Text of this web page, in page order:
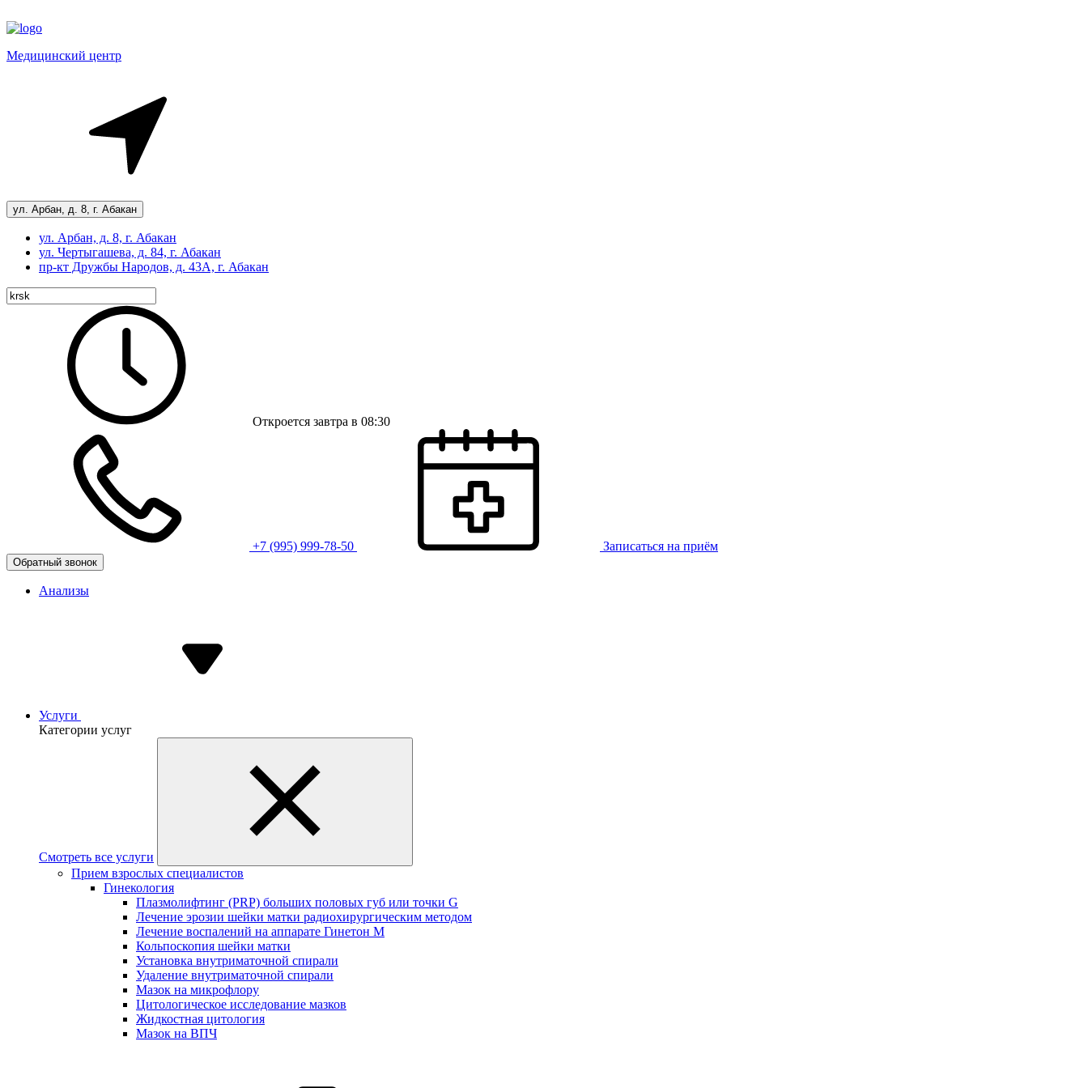
Медицинский центр
ул. Арбан, д. 8, г. Абакан
ул. Арбан, д. 8, г. Абакан
ул. Чертыгашева, д. 84, г. Абакан
пр-кт Дружбы Народов, д. 43А, г. Абакан
Откроется завтра в 08:30
+7 (995) 999-78-50 Записаться на приём
Обратный звонок
Анализы
Услуги
Категории услуг
Смотреть все услуги
Прием взрослых специалистов
Гинекология
Плазмолифтинг (PRP) больших половых губ или точки G
Лечение эрозии шейки матки радиохирургическим методом
Лечение воспалений на аппарате Гинетон М
Кольпоскопия шейки матки
Установка внутриматочной спирали
Удаление внутриматочной спирали
Мазок на микрофлору
Цитологическое исследование мазков
Жидкостная цитология
Мазок на ВПЧ